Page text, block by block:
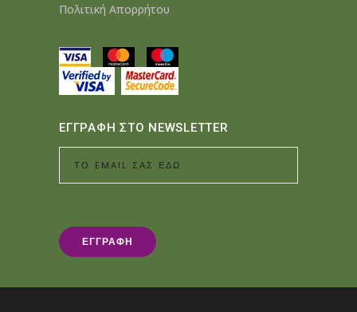
Πολιτική Απορρήτου
ΕΓΓΡΑΦΗ ΣΤΟ NEWSLETTER